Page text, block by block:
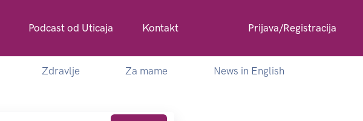
Podcast od Uticaja Kontakt Prijava/Registracija
Zdravlje Za mame News in English